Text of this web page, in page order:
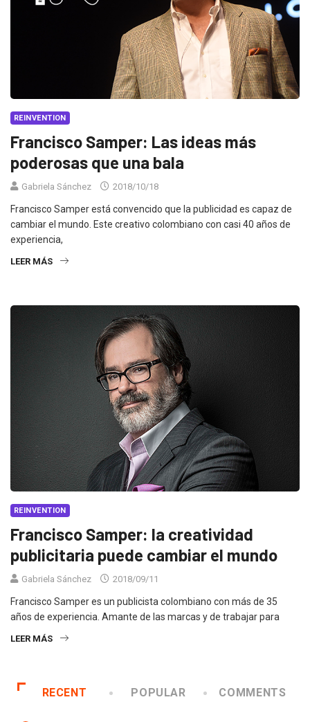
REINVENTION
Francisco Samper: Las ideas más
poderosas que una bala
Gabriela Sánchez 2018/10/18
Francisco Samper está convencido que la publicidad es capaz de
cambiar el mundo. Este creativo colombiano con casi 40 años de
experiencia,
LEER MÁS
REINVENTION
Francisco Samper: la creatividad
publicitaria puede cambiar el mundo
Gabriela Sánchez 2018/09/11
Francisco Samper es un publicista colombiano con más de 35
años de experiencia. Amante de las marcas y de trabajar para
LEER MÁS
RECENT POPULAR COMMENTS